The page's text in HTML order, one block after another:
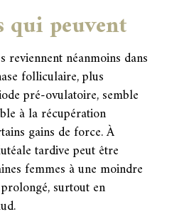
qui peuvent
reviennent néanmoins dans
folliculaire, plus
pré-ovulatoire, semble
à la récupération
gains de force. À
tardive peut être
femmes à une moindre
surtout en